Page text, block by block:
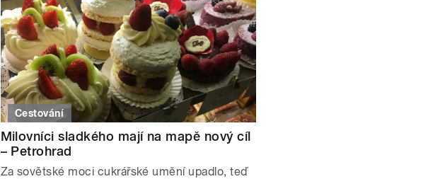
Cestování
Milovníci sladkého mají na mapě nový cíl
– Petrohrad
Za sovětské moci cukrářské umění upadlo, teď